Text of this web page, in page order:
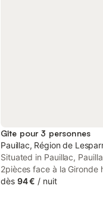
Gîte pour 3 personnes
Pauillac, Région de
Situated in Pauillac,
2pièces face à la Gironde
renovated
and parking on-site are
dès 94 € / nuit